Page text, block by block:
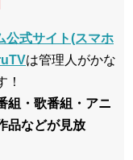
公式サイト(スマホ
は管理人がかな
！
組・歌番組・アニ
品などが見放